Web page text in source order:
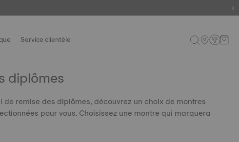
Service clientèle
diplômes
de remise des diplômes, découvrez un choix de montres
pour vous. Choisissez une montre qui marquera